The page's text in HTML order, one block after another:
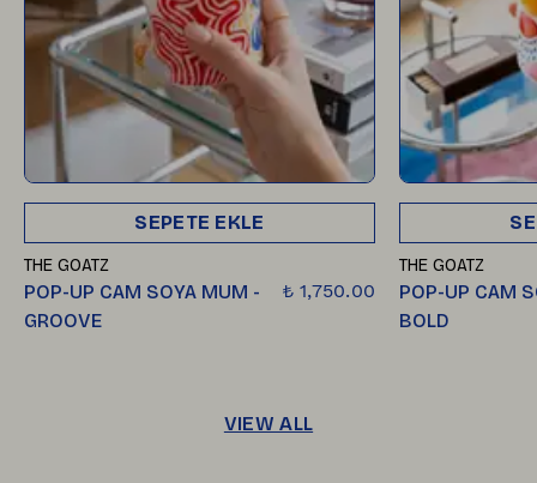
SEPETE EKLE
THE GOATZ
POP-UP CAM SOYA MUM -
GROOVE
₺ 1,750.00
THE GOATZ
POP-UP CAM
BOLD
VIEW ALL